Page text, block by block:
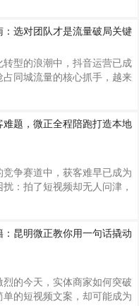
就能引来精准咨询
家实操经验，把抖音最容易
楚，帮大家安全运营、稳定起
、制造焦虑，坚决不能碰过
虑快速起号的方式，现在已
低俗引流内容严格管控，一旦
重直接封号。昆明本地商家
务、真实场景与用户价值，
选对团队才是流量破局关键
型的浪潮中，抖音运营已成
占同城流量的核心抓手，越来
鱼龙混杂，低价陷阱、模板
不少商家因选错团队耗费时
果。云南微正科技深耕昆明
地市场现状，为昆明老板梳
准则，避开套路，选到真正
昆明的老板找抖音运营团
的选择。天上不会掉馅饼，
商家成为新手团队的练
题，微正全程陪跑打造本地
争赛道中，获客难早已成为
：拍了短视频却无人问津，
队又要承担高额成本，想靠
终卡在原地难前行。深耕昆
昆明微正抖音运营公司（云
深谙本土中小企业的经营痛
客的核心服务理念，打破传
的行业弊端，为昆明实体企
获客解决方案，让企业不用
昆明微正教你用一句话撬动
的今天，实体商家如何突破
的短视频文案，却可能成为